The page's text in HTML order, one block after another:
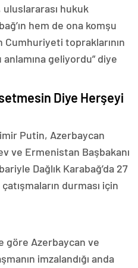
uluslararası hukuk
hem de ona komşu
topraklarının
geliyordu” diye
Diye Herşeyi
Putin, Azerbaycan
ve Ermenistan Başbakanı
Dağlık Karabağ’da 27
durması için
göre Azerbaycan ve
imzalandığı anda